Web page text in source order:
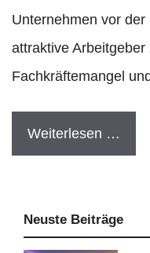
Unternehmen vor
attraktive
Fachkräftemangel
Weiterlesen …
Neuste Beiträge